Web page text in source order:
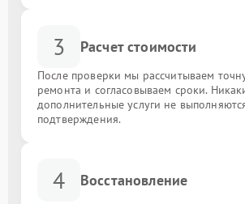
3 Расчет стоимости
После проверки мы рассчитываем
ремонта и согласовываем сроки.
дополнительные услуги не
подтверждения.
4 Восстановление